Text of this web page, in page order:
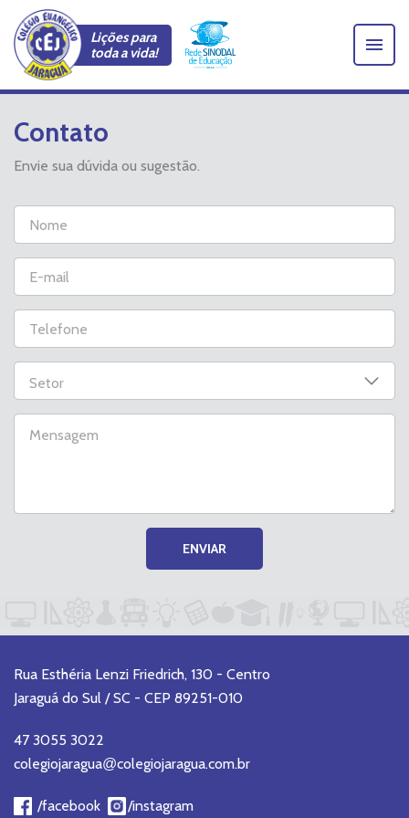
Lições para
toda a vida!
Contato
Envie sua dúvida ou sugestão.
ENVIAR
Rua Esthéria Lenzi Friedrich, 130 - Centro
Jaraguá do Sul / SC - CEP 89251-010
47 3055 3022
colegiojaragua@colegiojaragua.com.br
/facebook /instagram